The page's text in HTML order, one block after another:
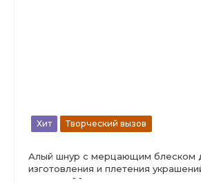
Хит Творческий вызов
Алый шнур с мерцающим блеском
изготовления и плетения